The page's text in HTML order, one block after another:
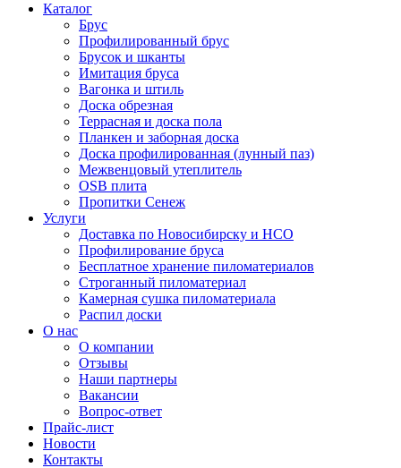
Каталог
Брус
Профилированный брус
Брусок и шканты
Имитация бруса
Вагонка и штиль
Доска обрезная
Террасная и доска пола
Планкен и заборная доска
Доска профилированная (лунный паз)
Межвенцовый утеплитель
OSB плита
Пропитки Сенеж
Услуги
Доставка по Новосибирску и НСО
Профилирование бруса
Бесплатное хранение пиломатериалов
Строганный пиломатериал
Камерная сушка пиломатериала
Распил доски
О нас
О компании
Отзывы
Наши партнеры
Вакансии
Вопрос-ответ
Прайс-лист
Новости
Контакты